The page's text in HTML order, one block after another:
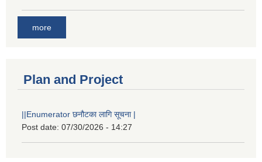
more
Plan and Project
||Enumerator छनौटका लागि सूचना |
Post date: 07/30/2026 - 14:27